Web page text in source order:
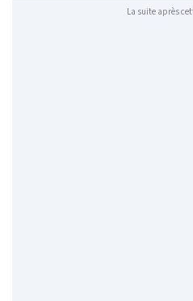
La suite après